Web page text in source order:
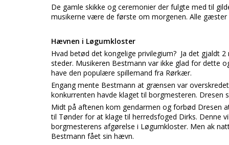
De gamle skikke og ceremonier der fulgte med til
musikerne være de første om morgenen. Alle
Hævnen i Løgumkloster
Hvad betød det kongelige privilegium? Ja det gjaldt
steder. Musikeren Bestmann var ikke glad for dette
have den populære spillemand fra Rørkær.
Engang mente Bestmann at grænsen var
konkurrenten havde klaget til borgmesteren. Dresen
Midt på aftenen kom gendarmen og forbød Dresen
til Tønder for at klage til herredsfoged Dirks. Denne
borgmesterens afgørelse i Løgumkloster. Men ak
Bestmann fået sin hævn.